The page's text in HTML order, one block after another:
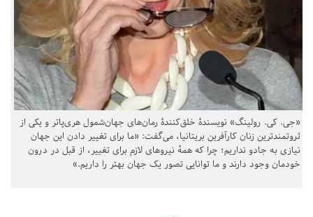
«جی. کی. رولینگ» نویسندهٔ خلق‌کنندهٔ رمان‌های جهان‌شمول هری‌پاتر و یکی از
ثروتمندترین زنان کارآفرین بریتانیا، می‌گفت: «ما برای تغییر دادن این جهان
نیازی به جادو نداریم؛ چرا که همهٔ نیروهای لازم برای تغییر، از قبل در درون
خودمان وجود دارند و ما توانایی تصور یک جهان بهتر را داریم.»